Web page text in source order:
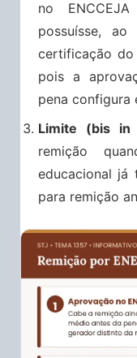
no
possuísse, ao
certificação do
pois a
pena configura
Limite (bis in
remição
educacional já
para remição